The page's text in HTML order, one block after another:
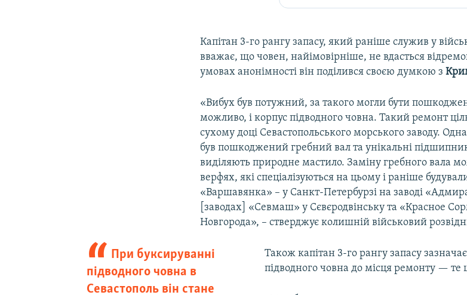
Капітан 3-го рангу запасу, який раніше служив у
вважає, що човен, найімовірніше, не вдасться
умовах анонімності він поділився своєю думкою з
«Вибух був потужний, за такого могли бути
можливо, і корпус підводного човна. Такий ремонт
сухому доці Севастопольського морського заводу.
був пошкоджений гребний вал та унікальні
виділяють природне мастило. Заміну гребного вала
верфях, які спеціалізуються на цьому і раніше
«Варшавянка» – у Санкт-Петербурзі на заводі
[заводах] «Севмаш» у Сєвєродвінську та «Красное
Новгорода», – стверджує колишній військовий
При буксируванні
підводного човна в
Севастополь він стане
Також капітан 3-го рангу запасу
підводного човна до місця ремонту — те